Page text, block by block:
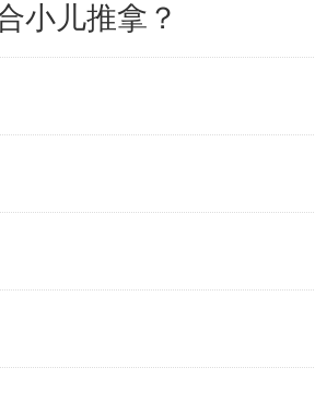
小儿推拿？